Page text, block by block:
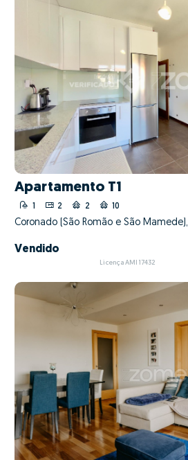
Apartamento T1
1 2 2 10
Coronado (São Romão e São
Vendido
Licença AMI 17432